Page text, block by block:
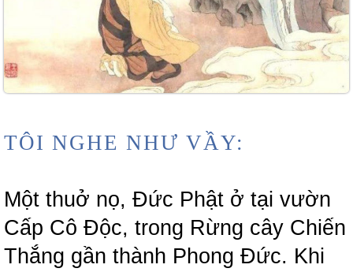
TÔI NGHE NHƯ VẦY:
Một thuở nọ, Đức Phật ở tại vườn
Cấp Cô Độc, trong Rừng cây Chiến
Thắng gần thành Phong Đức. Khi